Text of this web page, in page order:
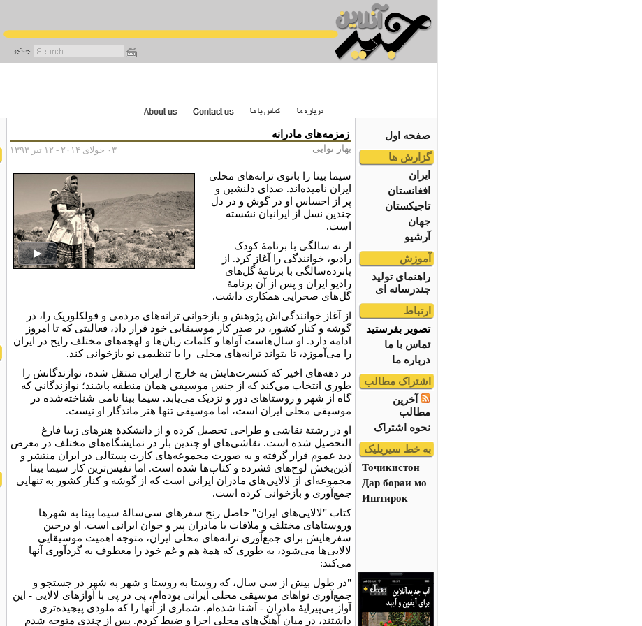
صفحه اول
گزارش ها
ایران
افغانستان
تاجیکستان
جهان
آرشیو
آموزش
راهنمای تولید
چندرسانه ای
ارتباط
تصویر بفرستید
تماس با ما
درباره ما
اشتراک مطالب
آخرین
مطالب
نحوه اشتراک
به خط سیریلیک
Тоҷикистон
Дар бораи мо
Иштирок
زمزمه‌های مادرانه
۰۳ جولای ۲۰۱۴ - ۱۲ تیر ۱۳۹۳ بهار نوایی
سیما بینا را بانوی ترانه‌های محلی
ایران نامیده‌اند. صدای دلنشین و
پر از احساس او در گوش و در دل
چندین نسل از ایرانیان نشسته
‌است.
از نه‌ سالگی با برنامۀ کودک
رادیو، خوانندگی را آغاز کرد. از
پانزده‌سالگی با برنامۀ گل‌های
رادیو ایران و پس از آن برنامۀ
گل‌های صحرایی همکاری داشت.
از آغاز خوانندگی‌اش پژوهش و بازخوانی ترانه‌های مردمی و فولکلوریک را، در
گوشه و کنار کشور، در صدر کار موسیقایی خود قرار داد، فعالیتی که تا امروز
ادامه دارد. او سال‌هاست آواها و کلمات زبان‌ها و لهجه‌های مختلف رایج در ایران
را می‌آموزد، تا بتواند ترانه‌های محلی را با تنظیمی نو بازخوانی کند.
در دهه‌های اخیر که کنسرت‌هایش به خارج از ایران منتقل شده، نوازندگانش را
طوری انتخاب می‌کند که از جنس موسیقی همان منطقه باشند؛ نوازندگانی که
گاه از شهر و روستاهای دور و نزدیک می‌یابد. سیما بینا نامی شناخته‌شده در
موسیقی محلی ایران است، اما موسیقی تنها هنر ماندگار او نیست.
او در رشتۀ نقاشی و طراحی تحصیل کرده و از دانشکدۀ هنرهای زیبا فارغ
التحصیل شده ‌است. نقاشی‌های او چندین بار در نمایشگاه‌های مختلف در معرض
دید عموم قرار گرفته و به صورت مجموعه‌های کارت پستالی در ایران منتشر و
آذین‌بخش لوح‌های فشرده و کتاب‌ها شده‌ است. اما نفیس‌ترین کار سیما بینا
مجموعه‌ای از لالایی‌های مادران ایرانی است که از گوشه و کنار کشور به تنهایی
جمع‌آوری و بازخوانی کرده ‌است.
کتاب "لالایی‌های ایران" حاصل رنج سفرهای سی‌سالۀ سیما بینا به شهرها
وروستاهای مختلف و ملاقات با مادران پیر و جوان ایرانی است. او درحین
سفرهایش برای جمع‌آوری ترانه‌های محلی ایران، متوجه اهمیت موسیقایی
لالایی‌ها می‌شود، به‌ طوری که همۀ هم و غم خود را معطوف به گردآوری آنها
می‌کند:
"در طول بیش از سی سال، که روستا به روستا و شهر به شهر در جستجو و
جمع‌آوری نواهای موسیقی محلی ایرانی بوده‌ام، پی در پی با آوازهای لالایی - این
آواز بی‌پیرایۀ مادران - آشنا شده‌ام. شماری از آنها را که ملودی پیچیده‌تری
داشتند، در میان آهنگ‌های محلی اجرا و ضبط کردم. پس از چندی متوجه شدم